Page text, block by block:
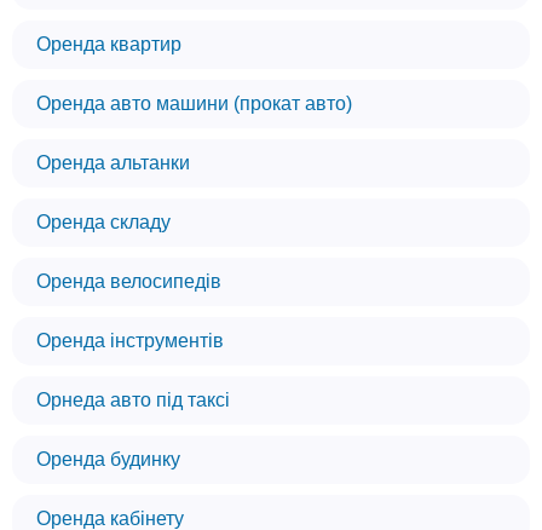
Оренда квартир
Оренда авто машини (прокат авто)
Оренда альтанки
Оренда складу
Оренда велосипедів
Оренда інструментів
Орнеда авто під таксі
Оренда будинку
Оренда кабінету